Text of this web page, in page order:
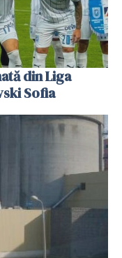
din Liga
Sofia